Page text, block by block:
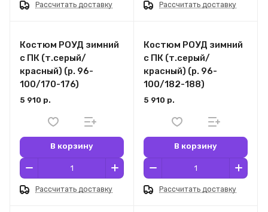
Рассчитать доставку Рассчитать доставку
Костюм РОУД зимний
с ПК (т.серый/
красный) (р. 96-
100/170-176)
5 910 р.
В корзину
Рассчитать доставку
Костюм РОУД зимний
с ПК (т.серый/
красный) (р. 96-
100/182-188)
5 910 р.
В корзину
Рассчитать доставку